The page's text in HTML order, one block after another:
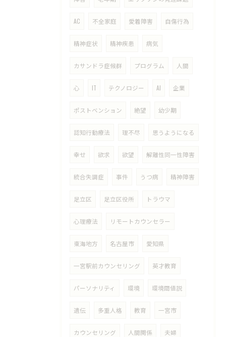
AC 不全家庭 愛着障害 自傷行為
精神症状 精神疾患 病気
カサンドラ症候群 プログラム 人間
心 IT テクノロジー AI 企業
ポストベンション 絶望 幼少期
認知行動療法 理不尽 思うようになる
幸せ 欲求 欲望 解離性同一性障害
統合失調症 事件 うつ病 精神障害
足立区 足立区役所 トラウマ
心理療法 リモートカウンセラー
東海地方 名古屋市 愛知県
一宮駅前カウンセリング 英才教育
パーソナリティ 環境 環境閾値説
遺伝 多重人格 教育 一宮市
カウンセリング 人間関係 夫婦